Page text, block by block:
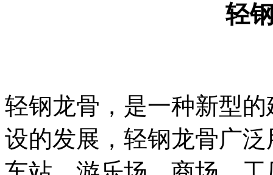
轻
轻钢龙骨，是一种新型
设的发展，轻钢龙骨广